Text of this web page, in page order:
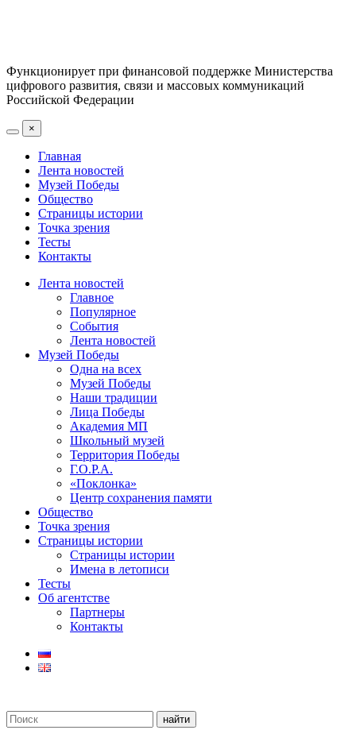
Функционирует при финансовой поддержке Министерства
цифрового развития, связи и массовых коммуникаций
Российской Федерации
×
Главная
Лента новостей
Музей Победы
Общество
Страницы истории
Точка зрения
Тесты
Контакты
Лента новостей
Главное
Популярное
События
Лента новостей
Музей Победы
Одна на всех
Музей Победы
Наши традиции
Лица Победы
Академия МП
Школьный музей
Территория Победы
Г.О.Р.А.
«Поклонка»
Центр сохранения памяти
Общество
Точка зрения
Страницы истории
Страницы истории
Имена в летописи
Тесты
Об агентстве
Партнеры
Контакты